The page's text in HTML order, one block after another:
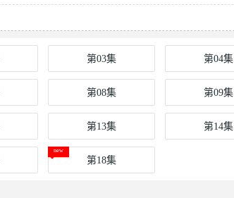
第03集 第04集
第08集 第09集
第13集 第14集
第18集